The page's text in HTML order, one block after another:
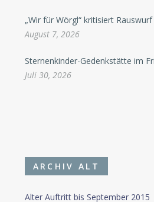
„Wir für Wörgl“ kritisiert
August 7, 2026
Sternenkinder-Gedenkstätte im
Juli 30, 2026
ARCHIV ALT
Alter Auftritt bis September 2015